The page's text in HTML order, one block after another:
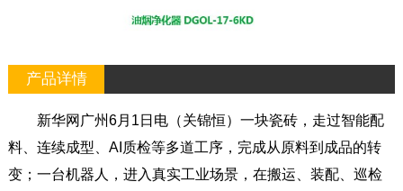
产品详情
新华网广州6月1日电（关锦恒）一块瓷砖，走过智能配
料、连续成型、AI质检等多道工序，完成从原料到成品的转
变；一台机器人，进入真实工业场景，在搬运、装配、巡检